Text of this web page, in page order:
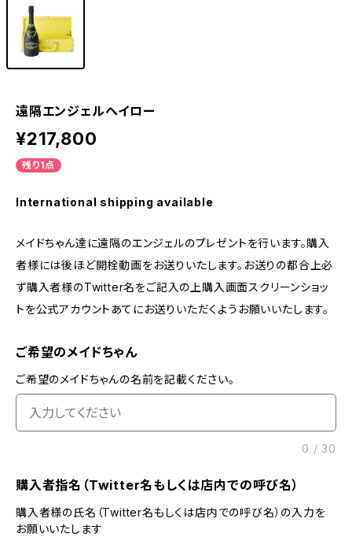
遠隔エンジェルヘイロー
¥217,800
残り1点
International shipping available
メイドちゃん達に遠隔のエンジェルのプレゼントを行います。購入
者様には後ほど開栓動画をお送りいたします。お送りの都合上必
ず購入者様のTwitter名をご記入の上購入画面スクリーンショッ
トを公式アカウントあてにお送りいただくようお願いいたします。
ご希望のメイドちゃん
ご希望のメイドちゃんの名前を記載ください。
0 /30
購入者指名（Twitter名もしくは店内での呼び名）
購入者様の氏名（Twitter名もしくは店内での呼び名）の入力を
お願いいたします